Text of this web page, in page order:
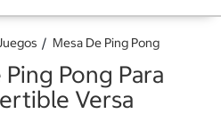
Mesa De Ping Pong
Pong Para
Versa